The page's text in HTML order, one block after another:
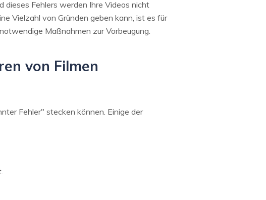
dieses Fehlers werden Ihre Videos nicht
Vielzahl von Gründen geben kann, ist es für
Maßnahmen zur Vorbeugung.
von Filmen
Fehler" stecken können. Einige der